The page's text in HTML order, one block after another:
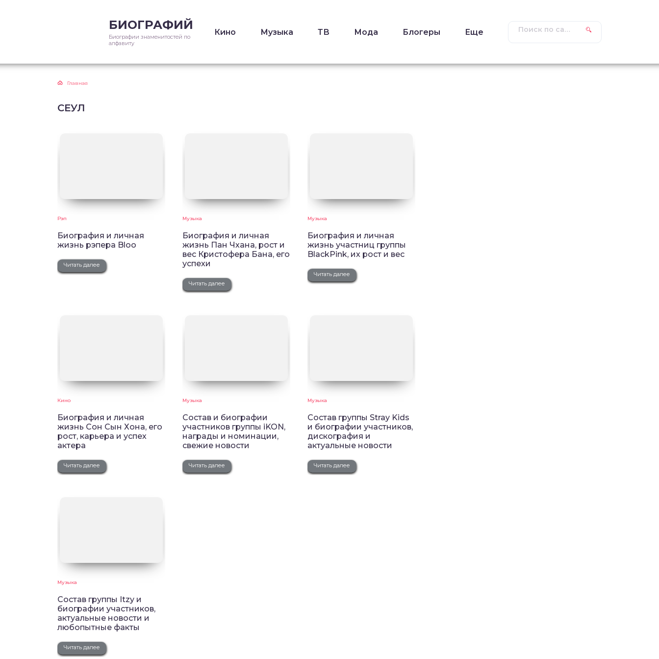
БИОГРАФИЙ
Биографии знаменитостей по
алфавиту
Кино Музыка ТВ Мода Блогеры Еще
Главная
СЕУЛ
Рэп
Биография и личная
жизнь рэпера Bloo
Читать далее
Музыка
Биография и личная
жизнь Пан Чхана, рост и
вес Кристофера Бана, его
успехи
Читать далее
Музыка
Биография и личная
жизнь участниц группы
BlackPink, их рост и вес
Читать далее
Кино
Биография и личная
жизнь Сон Сын Хона, его
рост, карьера и успех
актера
Читать далее
Музыка
Состав и биографии
участников группы iKON,
награды и номинации,
свежие новости
Читать далее
Музыка
Состав группы Stray Kids
и биографии участников,
дискография и
актуальные новости
Читать далее
Музыка
Состав группы Itzy и
биографии участников,
актуальные новости и
любопытные факты
Читать далее